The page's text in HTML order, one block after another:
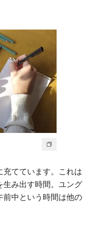
充てています。これは
生み出す時間。ユング
前中という時間は他の